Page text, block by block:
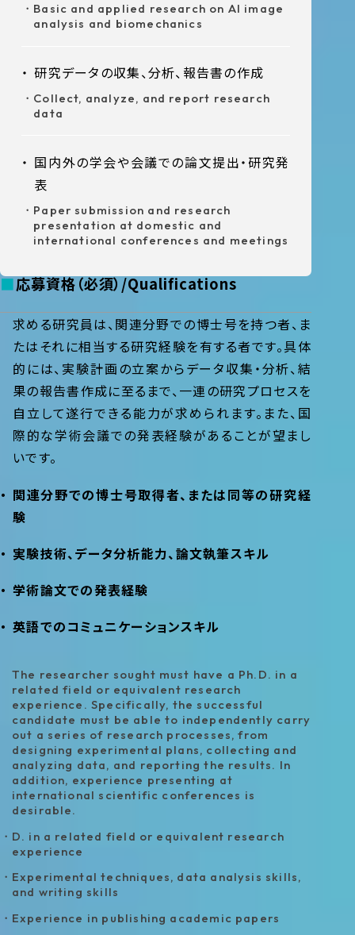
Basic and applied research on AI image
analysis and biomechanics
研究データの収集、分析、報告書の作成
Collect, analyze, and report research
data
国内外の学会や会議での論文提出・研究発
表
Paper submission and research
presentation at domestic and
international conferences and meetings
応募資格（必須） Qualifications
求める研究員は、関連分野での博士号を持つ者、ま
たはそれに相当する研究経験を有する者です。具体
的には、実験計画の立案からデータ収集・分析、結
果の報告書作成に至るまで、一連の研究プロセスを
自立して遂行できる能力が求められます。また、国
際的な学術会議での発表経験があることが望まし
いです。
関連分野での博士号取得者、または同等の研究経
験
実験技術、データ分析能力、論文執筆スキル
学術論文での発表経験
英語でのコミュニケーションスキル
The researcher sought must have a Ph.D. in a
related field or equivalent research
experience. Specifically, the successful
candidate must be able to independently carry
out a series of research processes, from
designing experimental plans, collecting and
analyzing data, and reporting the results. In
addition, experience presenting at
international scientific conferences is
desirable.
D. in a related field or equivalent research
experience
Experimental techniques, data analysis skills,
and writing skills
Experience in publishing academic papers